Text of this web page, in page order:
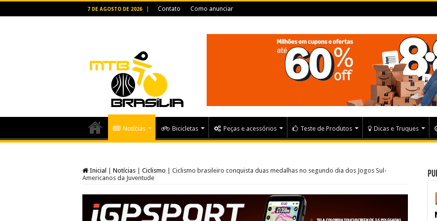
7 DE AGOSTO DE 2026 Contato Como anunciar
Notícias Bicicletas Peças e acessórios Teste de Produtos Dicas e Truques
Inicial Notícias Ciclismo
Ciclismo brasileiro conquista duas medalhas no segundo dia dos Jogos Sul-
Americanos da Juventude